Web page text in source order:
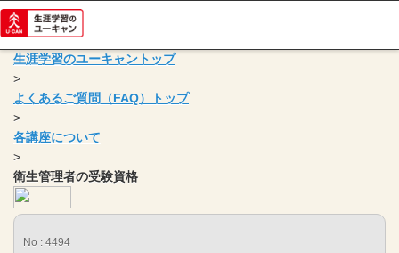
生涯学習のユーキャントップ
>
よくあるご質問（FAQ）トップ
>
各講座について
>
衛生管理者の受験資格
No : 4494